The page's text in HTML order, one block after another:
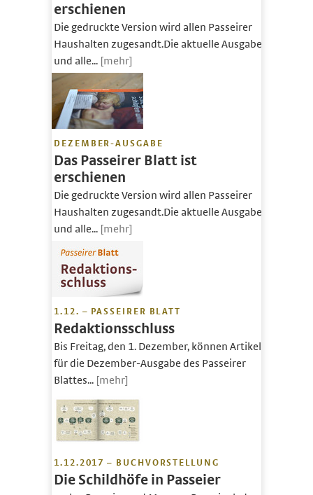
erschienen
Die gedruckte Version wird allen Passeirer
Haushalten zugesandt.Die aktuelle Ausgabe
und alle... [mehr]
DEZEMBER-AUSGABE
Das Passeirer Blatt ist
erschienen
Die gedruckte Version wird allen Passeirer
Haushalten zugesandt.Die aktuelle Ausgabe
und alle... [mehr]
1.12. – PASSEIRER BLATT
Redaktionsschluss
Bis Freitag, den 1. Dezember, können Artikel
für die Dezember-Ausgabe des Passeirer
Blattes... [mehr]
1.12.2017 – BUCHVORSTELLUNG
Die Schildhöfe in Passeier